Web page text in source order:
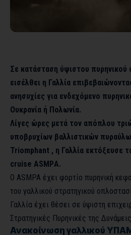
Σε κατάσταση ύψιστου πυρηνικού
εισέλθει η Γαλλία
ανησυχίες για ενδεχόμενο
Ουκρανία ή Πολωνία.
Λίγες ώρες μετά τον απόπλου
υποβρυχίων βαλλιστικών
Triomphant , η Γαλλία εκτόξευσε
cruise ASMPΑ.
Ο ASMPA έχει φορτίο πυρηνική
του γαλλικού στρατηγικού
Γαλλία έχει θέσει σε ύψιστη
Στρατηγικές Πυρηνικές της
Ανακοίνωση γαλλικού